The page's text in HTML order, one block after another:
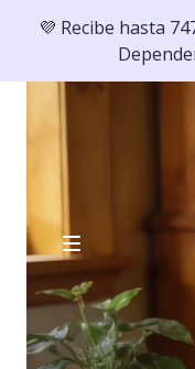
💜 Recibe hasta